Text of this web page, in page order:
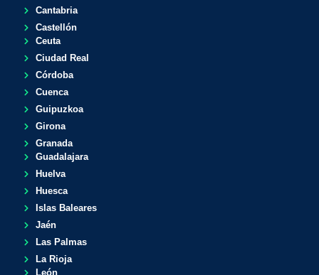
Cantabria
Castellón
Ceuta
Ciudad Real
Córdoba
Cuenca
Guipuzkoa
Girona
Granada
Guadalajara
Huelva
Huesca
Islas Baleares
Jaén
Las Palmas
La Rioja
León